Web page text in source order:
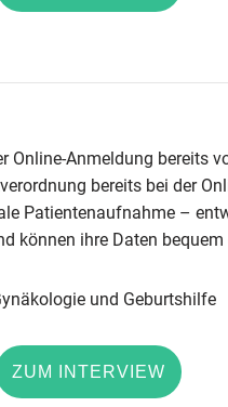
Online-Anmeldung bereits
bereits bei der
Patientenaufnahme –
können ihre Daten
und Geburtshilfe
ZUM INTERVIEW